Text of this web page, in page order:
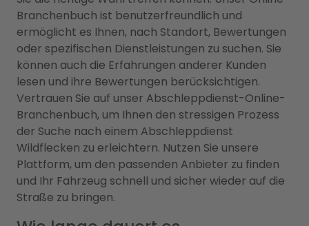
Branchenbuch ist benutzerfreundlich und
ermöglicht es Ihnen, nach Standort, Bewertungen
oder spezifischen Dienstleistungen zu suchen. Sie
können auch die Erfahrungen anderer Kunden
lesen und ihre Bewertungen berücksichtigen.
Vertrauen Sie auf unser Abschleppdienst-Online-
Branchenbuch, um Ihnen den stressigen Prozess
der Suche nach einem Abschleppdienst
Wildflecken zu erleichtern. Nutzen Sie unsere
Plattform, um den passenden Anbieter zu finden
und Ihr Fahrzeug schnell und sicher wieder auf die
Straße zu bringen.